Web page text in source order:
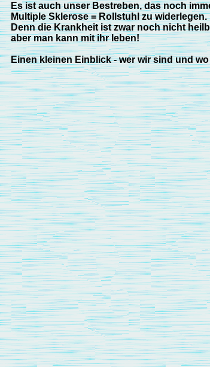
Es ist auch unser Bestreben, das noch
Multiple Sklerose = Rollstuhl zu widerlegen.
Denn die Krankheit ist zwar noch nicht
aber man kann mit ihr leben!
Einen kleinen Einblick - wer wir sind und